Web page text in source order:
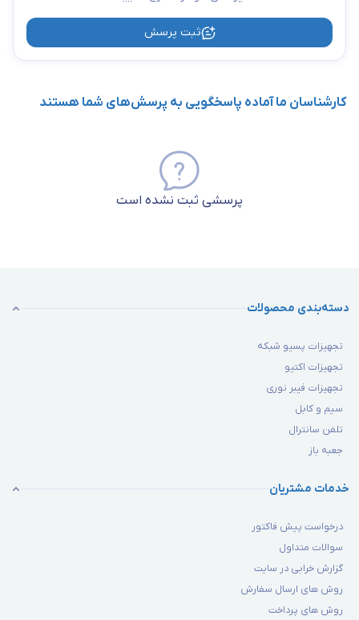
ثبت پرسش
کارشناسان ما آماده پاسخگویی به پرسش‌های شما هستند
پرسشی ثبت نشده است
دسته‌بندی محصولات
تجهیزات پسیو شبکه
تجهیزات اکتیو
تجهیزات فیبر نوری
سیم و کابل
تلفن سانترال
جعبه باز
خدمات مشتریان
درخواست پیش فاکتور
سوالات متداول
گزارش خرابی در سایت
روش های ارسال سفارش
روش های پرداخت